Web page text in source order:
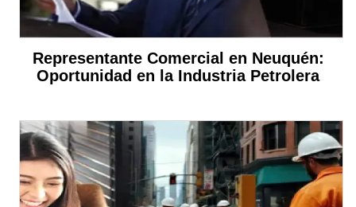
Representante Comercial en Neuquén:
Oportunidad en la Industria Petrolera